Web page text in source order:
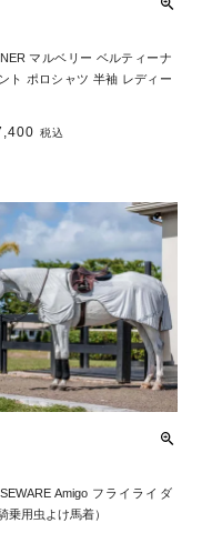
マルベリー ベルティーナ
ト ポロシャツ 半袖 レディー
税込
Amigo フライライダ
乗用虫よけ馬着）